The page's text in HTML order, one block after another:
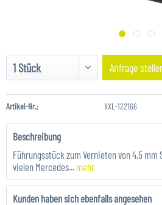
Anfrage
Artikel-Nr.: XXL-122166
Beschreibung
Führungsstück zum Vernieten von 4,5
vielen Mercedes... mehr
Kunden haben sich ebenfalls angesehen